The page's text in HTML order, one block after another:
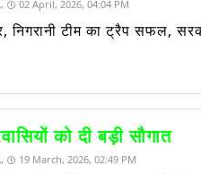
02 April, 2026, 04:04 PM
निगरानी टीम का ट्रैप सफल,
को दी बड़ी सौगात
19 March, 2026, 02:49 PM